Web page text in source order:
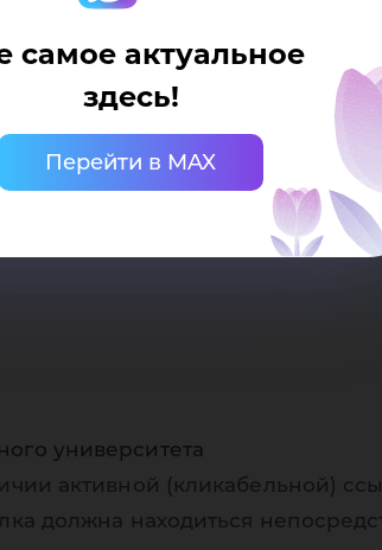
самое актуальное
здесь!
Перейти в MAX
университета
активной (кликабельной)
должна находиться